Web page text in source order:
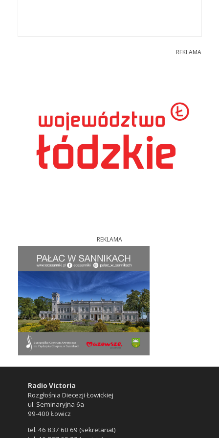
REKLAMA
REKLAMA
Radio Victoria
Rozgłośnia Diecezji Łowickiej
ul. Seminaryjna 6a
99-400 Łowicz
tel. 46 837 60 69 (sekretariat)